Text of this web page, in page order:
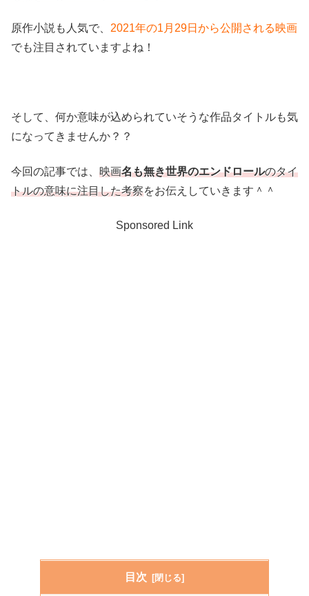
原作小説も人気で、 2021年の1月29日から公開される映画
でも注目されていますよね！
そして、何か意味が込められていそうな作品タイトルも気
になってきませんか？？
今回の記事では、 映画名も無き世界のエンドロールのタイ
トルの意味に注目した考察をお伝えしていきます＾＾
Sponsored Link
目次